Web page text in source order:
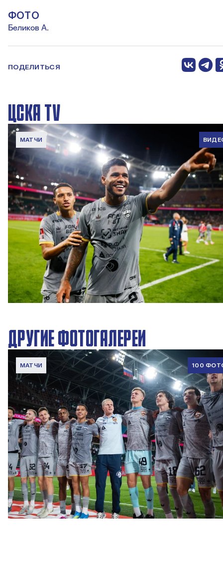
ФОТО
Беликов А.
ПОДЕЛИТЬСЯ
ЦСКА TV
МАТЧИ
Обзор матча | Локомотив – ПФК ЦСКА. Победа в серии
пенальти
5 АВГУСТА 2026 14:47
ДРУГИЕ ФОТОГАЛЕРЕИ
МАТЧИ 100
ФОТО: Победа над «Локомотивом»
4 АВГУСТА 2026 20:00